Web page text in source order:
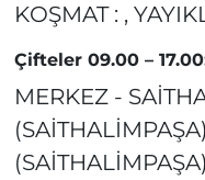
KOŞMAT : ,
Çifteler 09.00 –
MERKEZ -